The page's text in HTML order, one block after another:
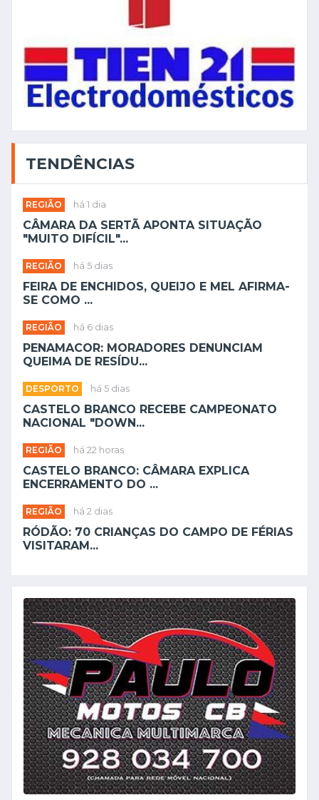
TENDÊNCIAS
REGIÃO há 1 dia
CÂMARA DA SERTÃ APONTA SITUAÇÃO
"MUITO DIFÍCIL"...
REGIÃO há 5 dias
FEIRA DE ENCHIDOS, QUEIJO E MEL AFIRMA-
SE COMO ...
REGIÃO há 6 dias
PENAMACOR: MORADORES DENUNCIAM
QUEIMA DE RESÍDU...
DESPORTO há 5 dias
CASTELO BRANCO RECEBE CAMPEONATO
NACIONAL "DOWN...
REGIÃO há 22 horas
CASTELO BRANCO: CÂMARA EXPLICA
ENCERRAMENTO DO ...
REGIÃO há 2 dias
RÓDÃO: 70 CRIANÇAS DO CAMPO DE FÉRIAS
VISITARAM...